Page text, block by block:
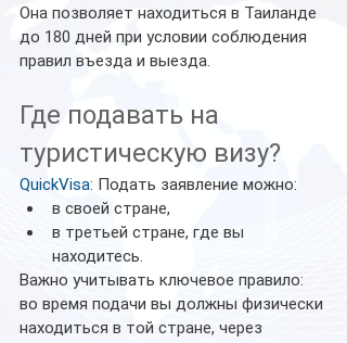
Она позволяет находиться в Таиланде
до 180 дней при условии соблюдения
правил въезда и выезда.
Где подавать на
туристическую визу?
QuickVisa: Подать заявление можно:
в своей стране,
в третьей стране, где вы
находитесь.
Важно учитывать ключевое правило:
во время подачи вы должны физически
находиться в той стране, через